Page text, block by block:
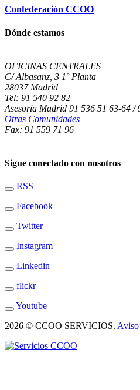
Confederación CCOO
Dónde estamos
OFICINAS CENTRALES
C/ Albasanz, 3 1º Planta
28037 Madrid
Tel: 91 540 92 82
Asesoría Madrid 91 536 51 63-64 /
Otras Comunidades
Fax: 91 559 71 96
Sigue conectado con nosotros
RSS
Facebook
Twitter
Instagram
Linkedin
flickr
Youtube
2026 © CCOO SERVICIOS.